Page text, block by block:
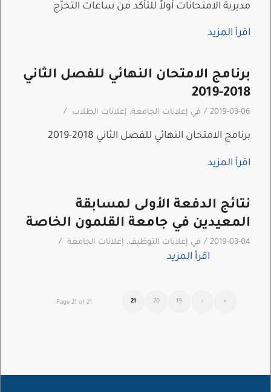
مديرية الامتحانات أولاً للتأكد من ساعات التخرّج
اقرأ المزيد
برنامج الامتحان النهائي للفصل الثاني
2018-2019
2019-03-06
/ في إعلانات الجامعة, إعلانات الطلاب /
برنامج الامتحان النهائي للفصل الثاني 2018-2019
اقرأ المزيد
نتائج الدفعة الأولى لمسابقة
المعيدين في جامعة القلمون الخاصة
2019-03-04
/ في إعلانات التوظيف, إعلانات الجامعة /
اقرأ المزيد
Page 21 of 21 «
‹
19
20
21